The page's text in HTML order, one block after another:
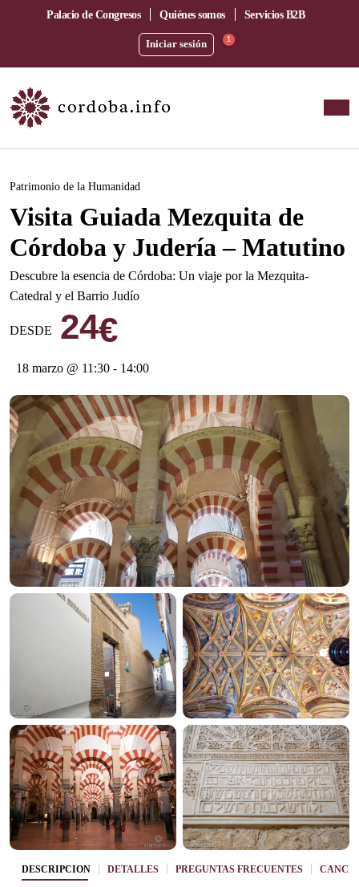
Palacio de Congresos Quiénes somos Servicios B2B
Iniciar sesión 1
Este evento ha pasado.
Patrimonio de la Humanidad
Visita Guiada Mezquita de
Córdoba y Judería – Matutino
Descubre la esencia de Córdoba: Un viaje por la Mezquita-
Catedral y el Barrio Judío
DESDE 24€
18 marzo @ 11:30 - 14:00
DESCRIPCIÓN DETALLES PREGUNTAS FRECUENTES